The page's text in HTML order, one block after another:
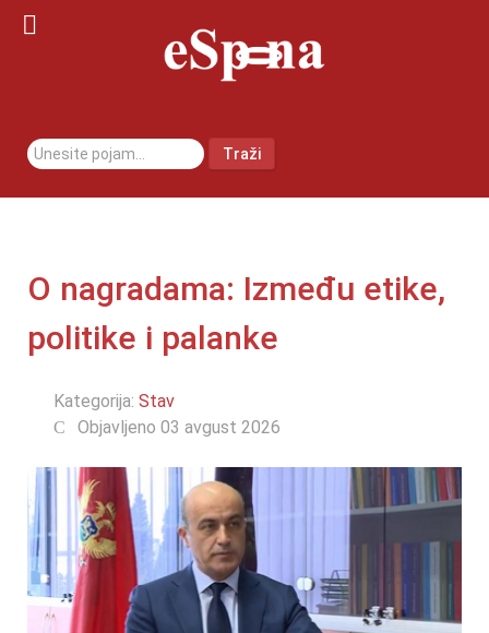
traži... Traži
O nagradama: Između etike,
politike i palanke
Kategorija: Stav
Objavljeno 03 avgust 2026